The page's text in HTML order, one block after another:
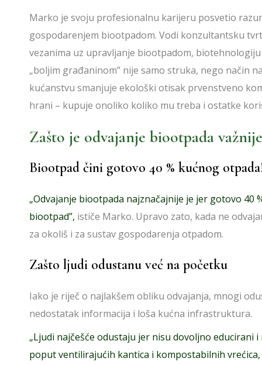
Marko je svoju profesionalnu karijeru posvetio
gospodarenjem biootpadom. Vodi konzultantsku
vezanima uz upravljanje biootpadom,
„boljim građaninom” nije samo struka, nego način
kućanstvu smanjuje ekološki otisak prvenstveno
hrani – kupuje onoliko koliko mu treba i ostatke
Zašto je odvajanje biootpada
Biootpad čini gotovo 40 % kućnog
„Odvajanje biootpada najznačajnije je jer gotovo 40
biootpad”, ističe Marko. Upravo zato, kada ne
za okoliš i za sustav gospodarenja otpadom.
Zašto ljudi odustanu već na početku
Iako je riječ o najlakšem obliku odvajanja, mnogi
nedostatak informacija i loša kućna infrastruktura.
„Ljudi najčešće odustaju jer nisu dovoljno
poput ventilirajućih kantica i kompostabilnih